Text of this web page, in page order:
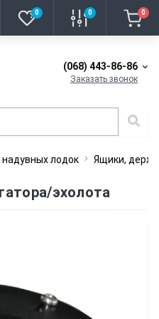
0 0 0
(068) 443-86-86
Заказать звонок
лодок Ящики,
эхолота